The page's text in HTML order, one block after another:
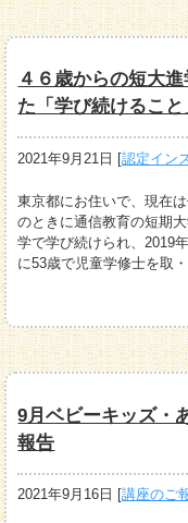
４６歳からの短大
た「学び続けること
2021年9月21日 [認定イン
東京都にお住いで、現在
のときに通信教育の短期
学で学び続けられ、2019
に53歳で児童学修士を取・
9月ベビーキッズ・
報告
2021年9月16日 [講座のご